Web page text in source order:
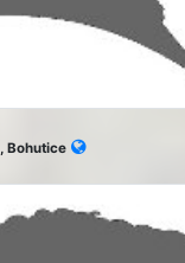
, Bohutice